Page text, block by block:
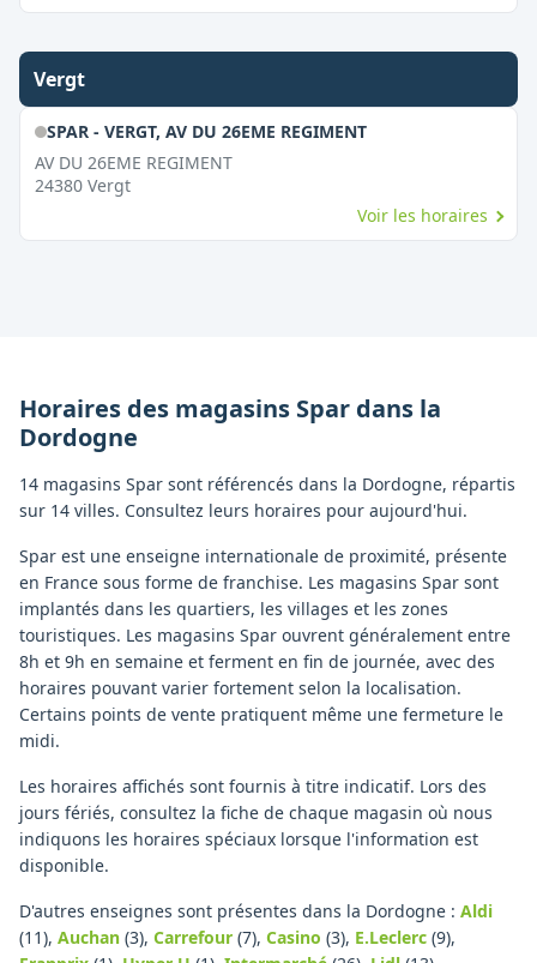
Vergt
SPAR - VERGT, AV DU 26EME REGIMENT
AV DU 26EME REGIMENT
24380 Vergt
Voir les horaires
Horaires des magasins Spar dans la
Dordogne
14 magasins Spar sont référencés dans la Dordogne, répartis
sur 14 villes. Consultez leurs horaires pour aujourd'hui.
Spar est une enseigne internationale de proximité, présente
en France sous forme de franchise. Les magasins Spar sont
implantés dans les quartiers, les villages et les zones
touristiques. Les magasins Spar ouvrent généralement entre
8h et 9h en semaine et ferment en fin de journée, avec des
horaires pouvant varier fortement selon la localisation.
Certains points de vente pratiquent même une fermeture le
midi.
Les horaires affichés sont fournis à titre indicatif. Lors des
jours fériés, consultez la fiche de chaque magasin où nous
indiquons les horaires spéciaux lorsque l'information est
disponible.
D'autres enseignes sont présentes dans la Dordogne : Aldi
(11), Auchan (3), Carrefour (7), Casino (3), E.Leclerc (9),